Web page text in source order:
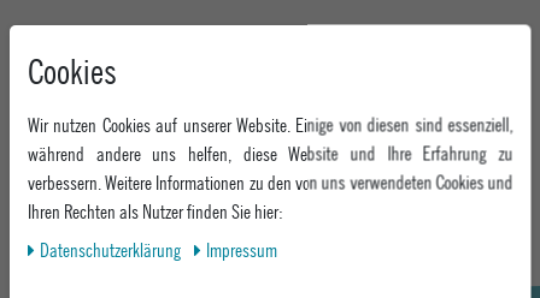
Hier geht's zum Epoxy Snowwear Guide DISCOVER
Cookies
Wir nutzen Cookies auf unserer Website. Einige von diesen sind essenziell,
während andere uns helfen, diese Website und Ihre Erfahrung zu
verbessern. Weitere Informationen zu den von uns verwendeten Cookies und
Ihren Rechten als Nutzer finden Sie hier:
Daten­schutz­erklärung
Impressum